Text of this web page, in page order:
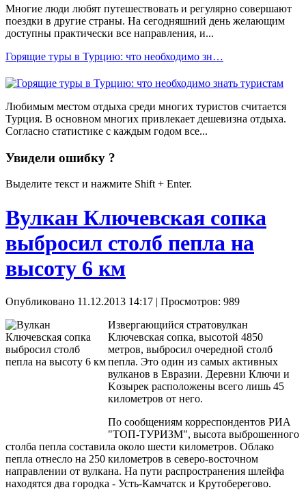
Многие люди любят путешествовать и регулярно совершают
поездки в другие страны. На сегодняшний день желающим
доступны практически все направления, и...
Горящие туры в Турцию: что необходимо зн…
Любимым местом отдыха среди многих туристов считается
Турция. В основном многих привлекает дешевизна отдыха.
Согласно статистике с каждым годом все...
Увидели ошибку ?
Выделите текст и нажмите Shift + Enter.
Вулкан Ключевская сопка
выбросил столб пепла на
высоту 6 км
Опубликовано 11.12.2013 14:17 | Просмотров: 989
Извергающийся стратовулкан
Ключевская сопка, высотой 4850
метров, выбросил очередной столб
пепла. Это один из самых активных
вулканов в Евразии. Деревни Ключи и
Kозырек расположены всего лишь 45
километров от него.
По сообщениям корреспондентов РИА
"ТОП-ТУРИЗМ", высота выброшенного
столба пепла составила около шести километров. Облако
пепла отнесло на 250 километров в северо-восточном
направлении от вулкана. На пути распространения шлейфа
находятся два городка - Усть-Камчатск и Крутоберегово.